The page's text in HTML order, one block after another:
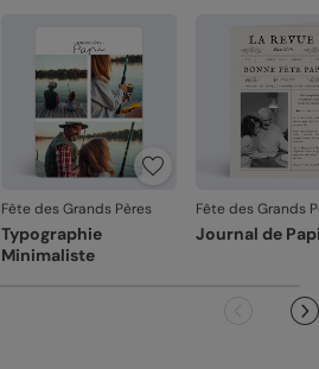
Fête des Grands Pères
Typographie
Minimaliste
Fête des Grands
Journal de